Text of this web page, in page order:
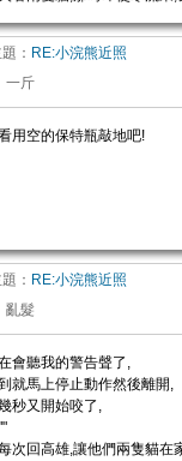
： RE:小浣熊近照
一斤
用空的保特瓶敲地吧!
： RE:小浣熊近照
亂髮
會聽我的警告聲了,
就馬上停止動作然後離開,
秒又開始咬了,
次回高雄,讓他們兩隻貓在